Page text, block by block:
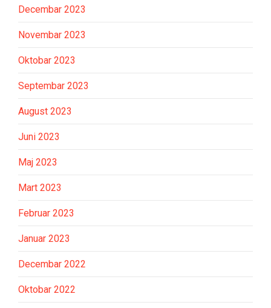
Decembar 2023
Novembar 2023
Oktobar 2023
Septembar 2023
August 2023
Juni 2023
Maj 2023
Mart 2023
Februar 2023
Januar 2023
Decembar 2022
Oktobar 2022